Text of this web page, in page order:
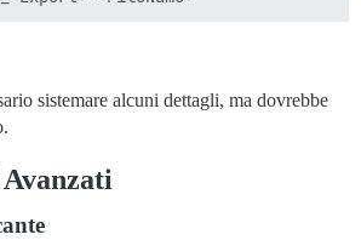
sistemare alcuni dettagli, ma dovrebbe